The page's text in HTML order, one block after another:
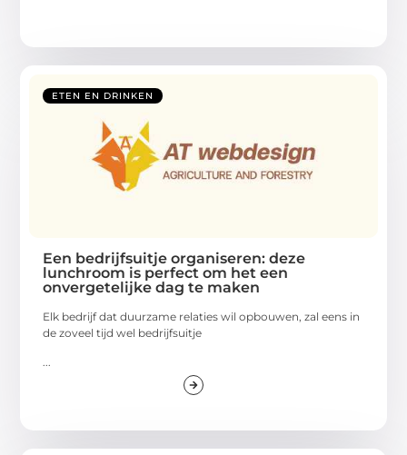
ETEN EN DRINKEN
Een bedrijfsuitje organiseren: deze
lunchroom is perfect om het een
onvergetelijke dag te maken
Elk bedrijf dat duurzame relaties wil opbouwen, zal eens in
de zoveel tijd wel bedrijfsuitje